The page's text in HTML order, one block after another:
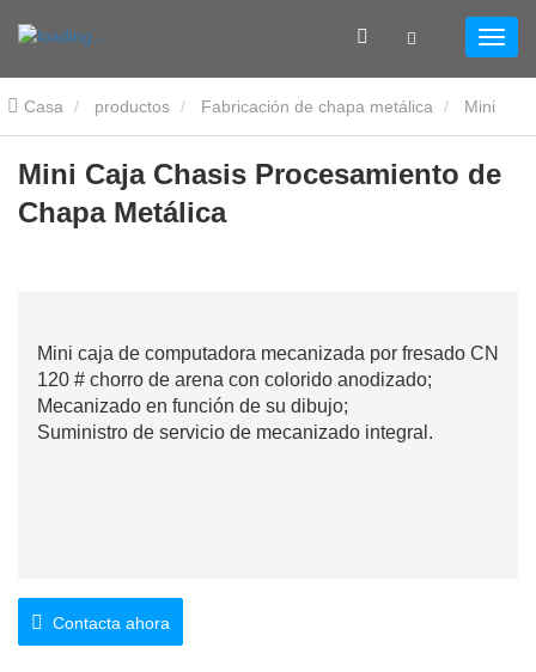
Casa productos Fabricación de chapa metálica Mini
carcasa de ordenador
Chapa Metálica
Mini Caja Chasis Procesamiento de
Chapa Metálica
Mini caja de computadora mecanizada por fresado CNC y
120 # chorro de arena con colorido anodizado;
Mecanizado en función de su dibujo;
Suministro de servicio de mecanizado integral.
Contacta ahora